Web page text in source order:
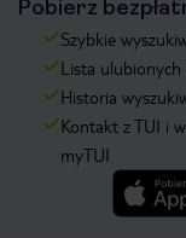
Pobierz
Szybkie
Lista
Historia
Kontakt z TUI i
myTUI